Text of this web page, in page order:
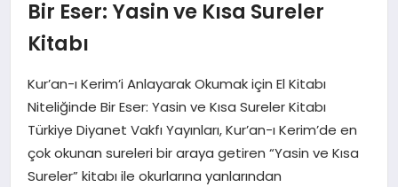
TEKNOLOJI
MAGAZIN
Bir Eser: Yasin ve Kısa Sureler
Kitabı
Kur’an-ı Kerim’i Anlayarak Okumak için El Kitabı
Niteliğinde Bir Eser: Yasin ve Kısa Sureler Kitabı
Türkiye Diyanet Vakfı Yayınları, Kur’an-ı Kerim’de en
çok okunan sureleri bir araya getiren “Yasin ve Kısa
Sureler” kitabı ile okurlarına yanlarından